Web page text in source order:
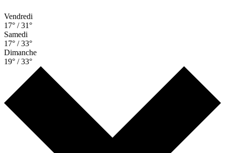
Vendredi
17° / 31°
Samedi
17° / 33°
Dimanche
19° / 33°